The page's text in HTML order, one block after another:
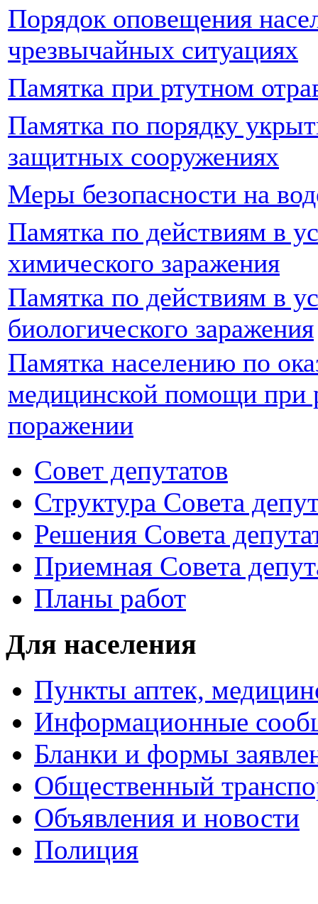
Порядок оповещения
чрезвычайных ситуациях
Памятка при ртутном
Памятка по порядку
защитных сооружениях
Меры безопасности на
Памятка по действиям в
химического заражения
Памятка по действиям в
биологического заражения
Памятка населению по
медицинской помощи при
поражении
Совет депутатов
Структура Совета
Решения Совета
Приемная Совета
Планы работ
Для населения
Пункты аптек,
Информационные
Бланки и формы
Общественный
Объявления и новости
Полиция